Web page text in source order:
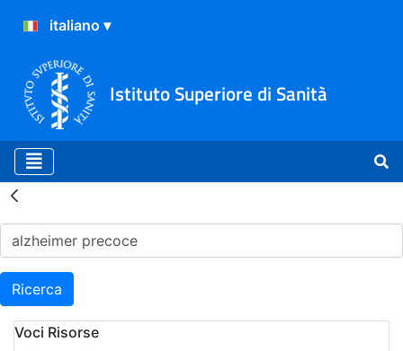
Istituto Superiore di Sanità
Risultati della Ricerca -
Ricerca
Voci Risorse